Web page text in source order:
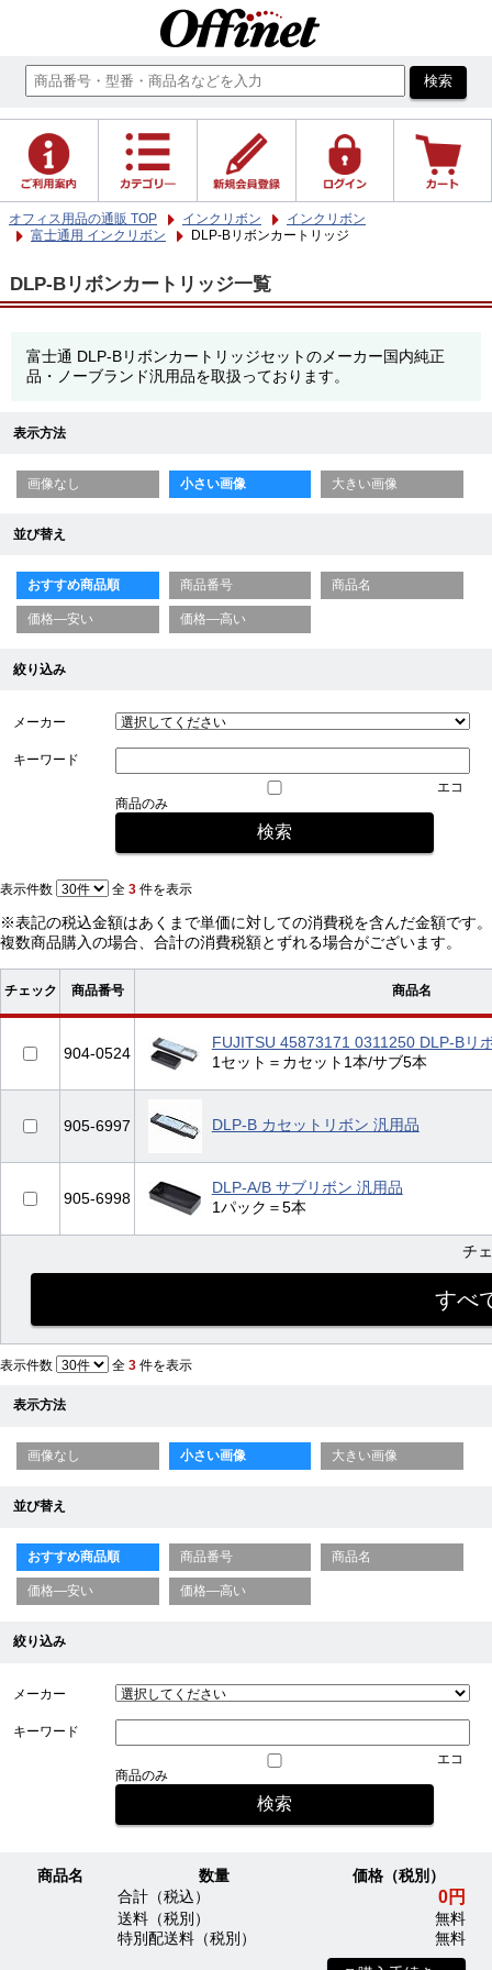
オフィス用品の通販 TOP インクリボン
インクリボン
富士通用 インクリボン
DLP-Bリボンカートリッジ
DLP-Bリボンカートリッジ一覧
富士通 DLP-Bリボンカートリッジセットのメーカー国内純正
品・ノーブランド汎用品を取扱っております。
表示方法
画像なし 小さい画像 大きい画像
並び替え
おすすめ商品順 商品番号 商品名
価格—安い 価格—高い
絞り込み
メーカー
キーワード
エコ
商品のみ
表示件数 全 3 件を表示
※表記の税込金額はあくまで単価に対しての消費税を含んだ金額です。
複数商品購入の場合、合計の消費税額とずれる場合がございます。
チェック 商品番号 商品名
904-0524
FUJITSU 45873171 0311250 DLP-Bリ
1セット＝カセット1本/サブ5本
905-6997 DLP-B カセットリボン 汎用品
905-6998
DLP-A/B サブリボン 汎用品
1パック＝5本
チ
表示件数 全 3 件を表示
表示方法
画像なし 小さい画像 大きい画像
並び替え
おすすめ商品順 商品番号 商品名
価格—安い 価格—高い
絞り込み
メーカー
キーワード
エコ
商品のみ
商品名 数量
価格（税別）
合計（税込）
0円
送料（税別）
無料
特別配送料（税別）
無料